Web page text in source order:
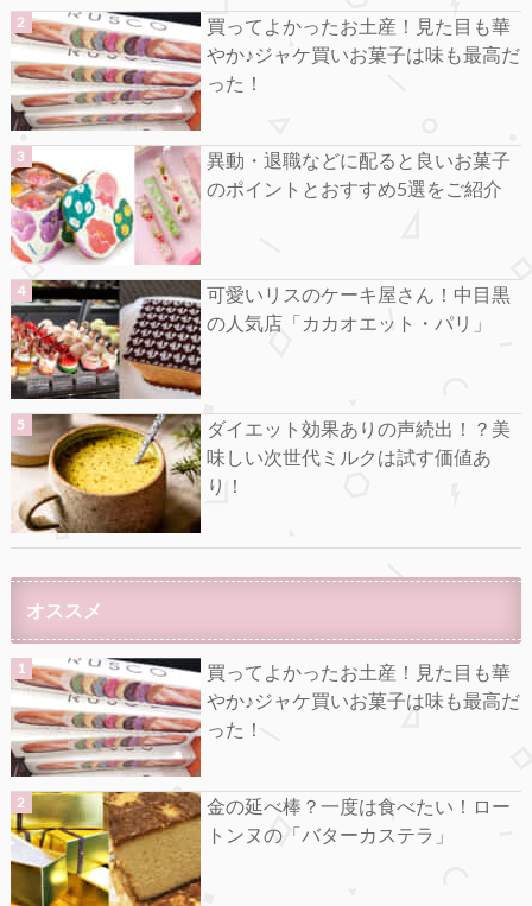
買ってよかったお土産！見た目も華
やか♪ジャケ買いお菓子は味も最高だ
った！
異動・退職などに配ると良いお菓子
のポイントとおすすめ5選をご紹介
可愛いリスのケーキ屋さん！中目黒
の人気店「カカオエット・パリ」
ダイエット効果ありの声続出！？美
味しい次世代ミルクは試す価値あ
り！
オススメ
買ってよかったお土産！見た目も華
やか♪ジャケ買いお菓子は味も最高だ
った！
金の延べ棒？一度は食べたい！ロー
トンヌの「バターカステラ」